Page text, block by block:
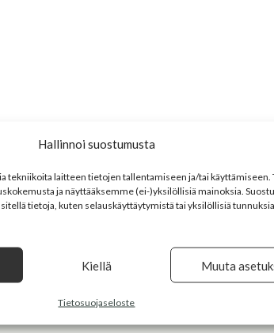
Hallinnoi suostumusta
tekniikoita laitteen tietojen tallentamiseen ja/tai käyttämiseen.
ja näyttääksemme (ei-)yksilöllisiä mainoksia.
tietoja, kuten selauskäyttäytymistä tai yksilöllisiä
Kiellä Muuta
Tietosuojaseloste